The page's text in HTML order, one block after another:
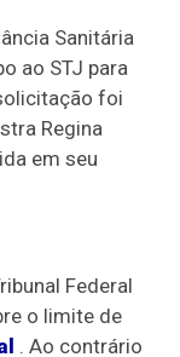
Sanitária
ao STJ para
foi
Regina
em seu
Federal
o limite de
. Ao contrário